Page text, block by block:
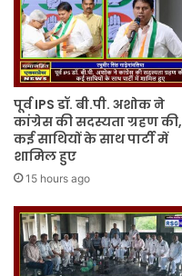
पूर्व IPS डॉ. बी.पी. अशोक ने
कांग्रेस की सदस्यता ग्रहण की,
कई साथियों के साथ पार्टी में
शामिल हुए
15 hours ago